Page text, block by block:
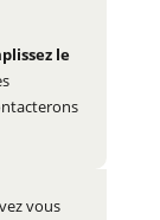
le
vous